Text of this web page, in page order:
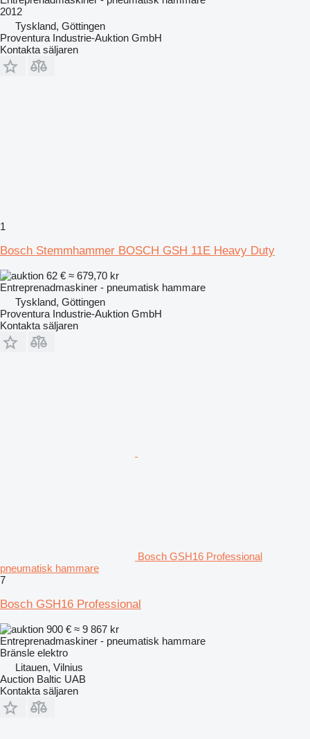
2012
Tyskland, Göttingen
Proventura Industrie-Auktion GmbH
Kontakta säljaren
1
Bosch Stemmhammer BOSCH GSH 11E Heavy Duty
62 € ≈ 679,70 kr
Entreprenadmaskiner - pneumatisk hammare
Tyskland, Göttingen
Proventura Industrie-Auktion GmbH
Kontakta säljaren
Bosch GSH16 Professional
pneumatisk hammare
7
Bosch GSH16 Professional
900 € ≈ 9 867 kr
Entreprenadmaskiner - pneumatisk hammare
Bränsle elektro
Litauen, Vilnius
Auction Baltic UAB
Kontakta säljaren